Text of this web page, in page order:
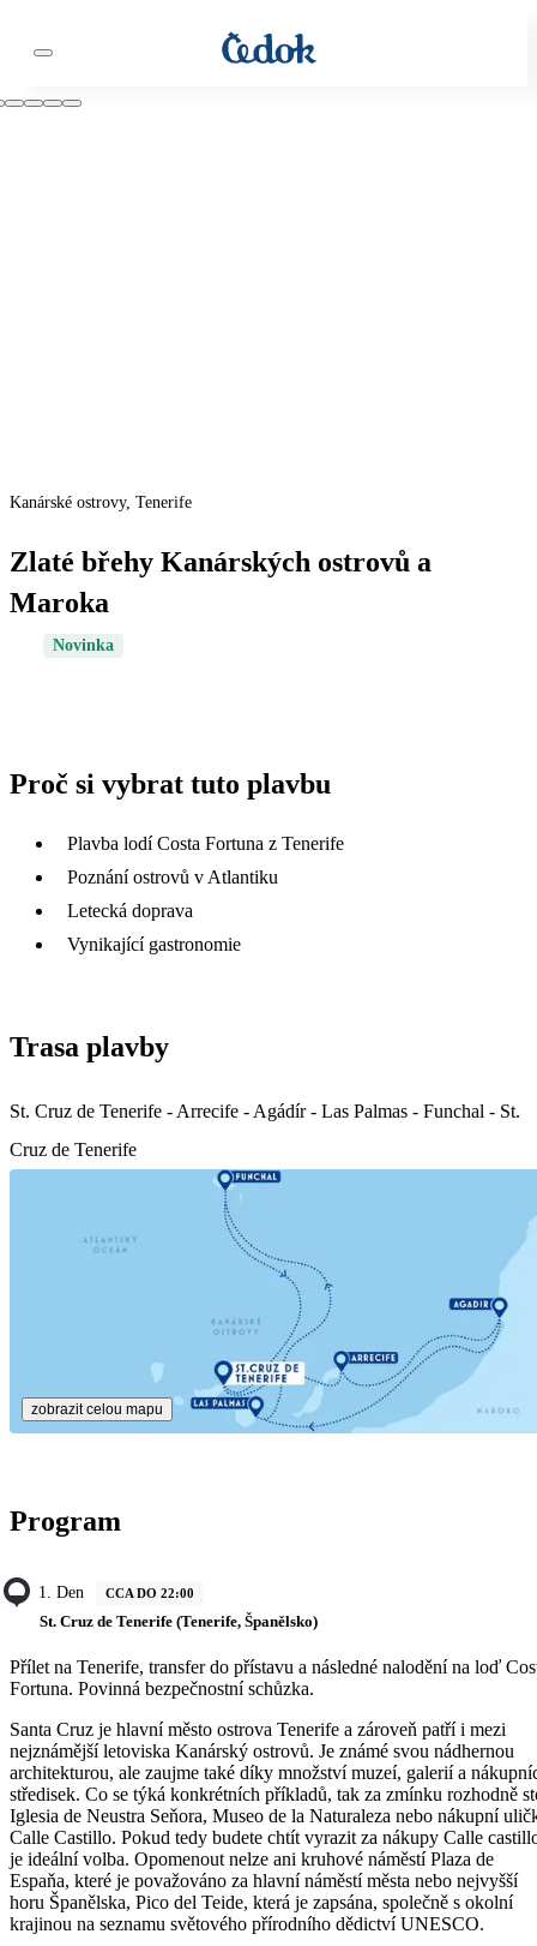
Kanárské ostrovy, Tenerife
Zlaté břehy Kanárských ostrovů a
Maroka
Novinka
Proč si vybrat tuto plavbu
Plavba lodí Costa Fortuna z Tenerife
Poznání ostrovů v Atlantiku
Letecká doprava
Vynikající gastronomie
Trasa plavby
St. Cruz de Tenerife - Arrecife - Agádír - Las Palmas - Funchal - St.
Cruz de Tenerife
zobrazit celou mapu
Program
1. Den CCA DO 22:00
St. Cruz de Tenerife (Tenerife, Španělsko)
Přílet na Tenerife, transfer do přístavu a následné nalodění na loď
Fortuna. Povinná bezpečnostní schůzka.
Santa Cruz je hlavní město ostrova Tenerife a zároveň patří i mezi
nejznámější letoviska Kanárský ostrovů. Je známé svou nádhernou
architekturou, ale zaujme také díky množství muzeí, galerií a
středisek. Co se týká konkrétních příkladů, tak za zmínku rozhodně
Iglesia de Neustra Seňora, Museo de la Naturaleza nebo nákupní
Calle Castillo. Pokud tedy budete chtít vyrazit za nákupy Calle
je ideální volba. Opomenout nelze ani kruhové náměstí Plaza de
Espaňa, které je považováno za hlavní náměstí města nebo nejvyšší
horu Španělska, Pico del Teide, která je zapsána, společně s okolní
krajinou na seznamu světového přírodního dědictví UNESCO.